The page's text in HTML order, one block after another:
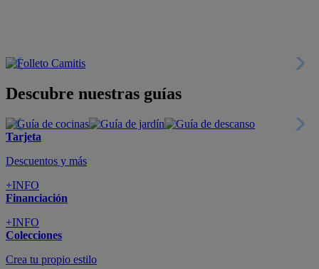
Descubre nuestras guías
Tarjeta
Descuentos y más
+INFO
Financiación
+INFO
Colecciones
Crea tu propio estilo